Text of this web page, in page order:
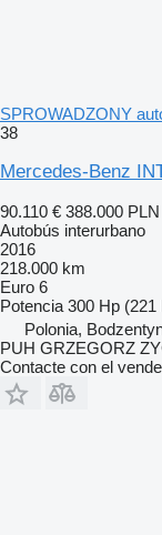
SPROWADZONY
38
Mercedes-Benz
90.110 € 388.000 PLN
Autobús interurbano
2016
218.000 km
Euro 6
Potencia 300 Hp (221
Polonia,
PUH GRZEGORZ
Contacte con el